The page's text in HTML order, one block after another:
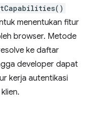
menentukan fitur
browser. Metode
ke daftar
developer dapat
kerja autentikasi